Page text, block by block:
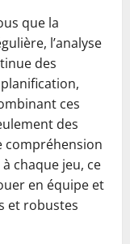
que la
l’analyse
des
ces
des
compréhension
chaque jeu, ce
en équipe et
et robustes